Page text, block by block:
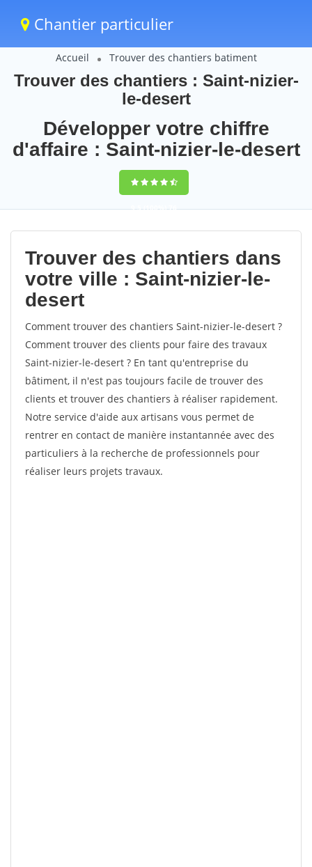
Chantier particulier
Accueil Trouver des chantiers batiment
Trouver des chantiers : Saint-nizier-
le-desert
Développer votre chiffre
d'affaire : Saint-nizier-le-desert
9,5(100%)76
votes
Trouver des chantiers dans
votre ville : Saint-nizier-le-
desert
Comment trouver des chantiers Saint-nizier-le-desert ?
Comment trouver des clients pour faire des travaux
Saint-nizier-le-desert ? En tant qu'entreprise du
bâtiment, il n'est pas toujours facile de trouver des
clients et trouver des chantiers à réaliser rapidement.
Notre service d'aide aux artisans vous permet de
rentrer en contact de manière instantannée avec des
particuliers à la recherche de professionnels pour
réaliser leurs projets travaux.